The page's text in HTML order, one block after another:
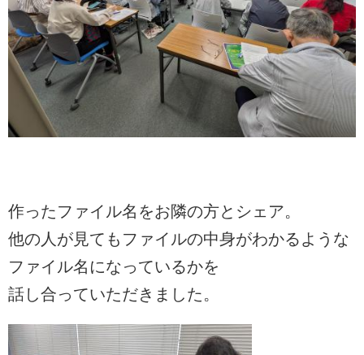
作ったファイル名をお隣の方とシェア。
他の人が見てもファイルの中身がわかるような
ファイル名になっているかを
話し合っていただきました。